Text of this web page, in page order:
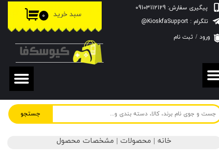
جستجو
پیگیری سفارش: 09103112129
۰ سبد خرید
ورود / ثبت نام
حساب کاربری من
تغییر گذر واژه
سفارشات
خروج از حساب کاربری
تلگرام : KioskfaSupport@
خانه | محصولات | مشخصات محصول